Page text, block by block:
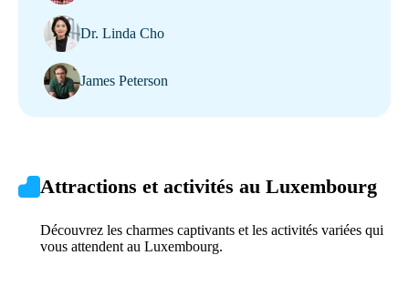
Dr. Linda Cho
James Peterson
Attractions et activités au Luxembourg
Découvrez les charmes captivants et les activités variées qui
vous attendent au Luxembourg.